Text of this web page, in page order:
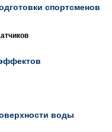
спортсменов
воды